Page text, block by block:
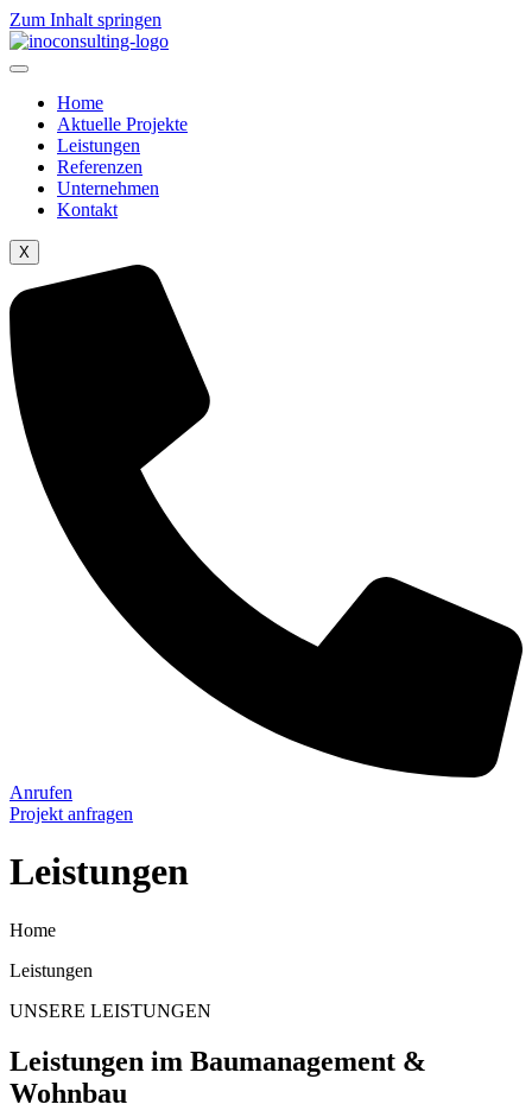
Zum Inhalt springen
Home
Aktuelle Projekte
Leistungen
Referenzen
Unternehmen
Kontakt
X
Anrufen
Projekt anfragen
Leistungen
Home
Leistungen
UNSERE LEISTUNGEN
Leistungen im Baumanagement &
Wohnbau